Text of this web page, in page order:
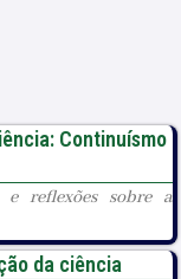
Continuísmo
e reflexões sobre a
da ciência